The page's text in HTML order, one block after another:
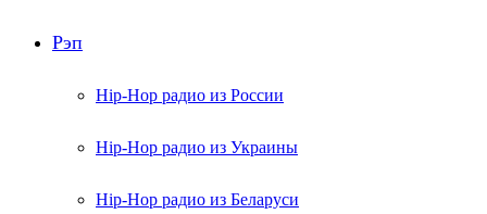
Рэп
Hip-Hop радио из России
Hip-Hop радио из Украины
Hip-Hop радио из Беларуси